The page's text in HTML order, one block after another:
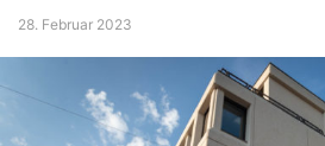
28. Februar 2023